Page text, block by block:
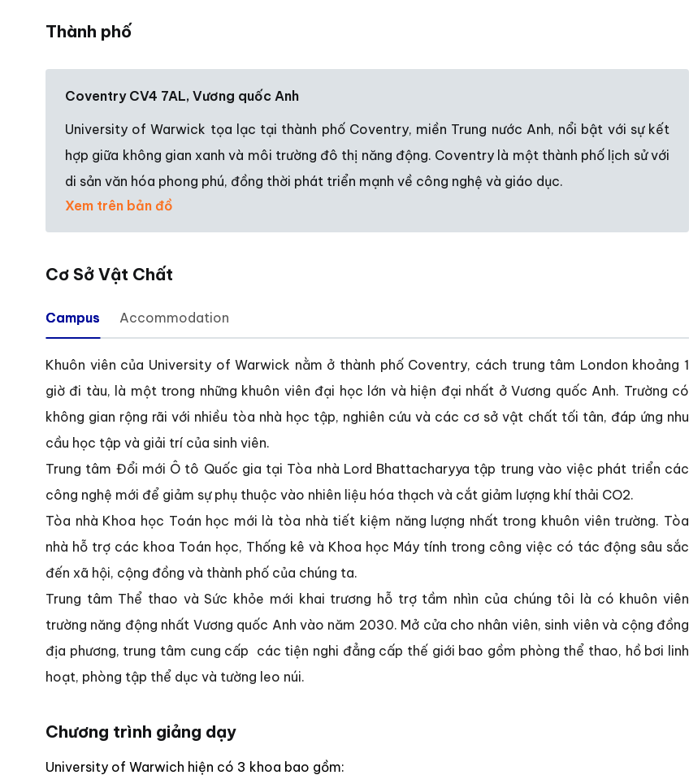
Thành phố
Coventry CV4 7AL, Vương quốc Anh
University of Warwick tọa lạc tại thành phố Coventry, miền Trung nước Anh, nổi bật với sự kết
hợp giữa không gian xanh và môi trường đô thị năng động. Coventry là một thành phố lịch sử với
di sản văn hóa phong phú, đồng thời phát triển mạnh về công nghệ và giáo dục.
Xem trên bản đồ
Cơ Sở Vật Chất
Campus Accommodation
Khuôn viên của University of Warwick nằm ở thành phố Coventry, cách trung tâm London khoảng 1
giờ đi tàu, là một trong những khuôn viên đại học lớn và hiện đại nhất ở Vương quốc Anh. Trường có
không gian rộng rãi với nhiều tòa nhà học tập, nghiên cứu và các cơ sở vật chất tối tân, đáp ứng nhu
cầu học tập và giải trí của sinh viên.
Trung tâm Đổi mới Ô tô Quốc gia tại Tòa nhà Lord Bhattacharyya tập trung vào việc phát triển các
công nghệ mới để giảm sự phụ thuộc vào nhiên liệu hóa thạch và cắt giảm lượng khí thải CO2.
Tòa nhà Khoa học Toán học mới là tòa nhà tiết kiệm năng lượng nhất trong khuôn viên trường. Tòa
nhà hỗ trợ các khoa Toán học, Thống kê và Khoa học Máy tính trong công việc có tác động sâu sắc
đến xã hội, cộng đồng và thành phố của chúng ta.
Trung tâm Thể thao và Sức khỏe mới khai trương hỗ trợ tầm nhìn của chúng tôi là có khuôn viên
trường năng động nhất Vương quốc Anh vào năm 2030. Mở cửa cho nhân viên, sinh viên và cộng đồng
địa phương, trung tâm cung cấp các tiện nghi đẳng cấp thế giới bao gồm phòng thể thao, hồ bơi linh
hoạt, phòng tập thể dục và tường leo núi.
Chương trình giảng dạy
University of Warwich hiện có 3 khoa bao gồm: